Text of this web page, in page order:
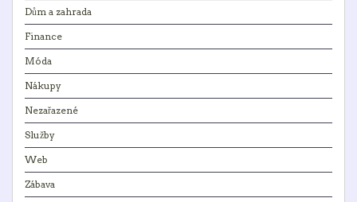
Dům a zahrada
Finance
Móda
Nákupy
Nezařazené
Služby
Web
Zábava